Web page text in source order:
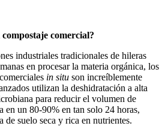
comercial?
industriales tradicionales de hileras
en procesar la materia orgánica, los
in situ son increíblemente
utilizan la deshidratación a alta
para reducir el volumen de
en un 80-90% en tan solo 24 horas,
de suelo seca y rica en nutrientes.